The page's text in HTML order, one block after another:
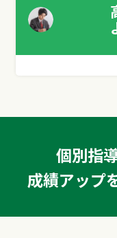
個別指
成績アップ